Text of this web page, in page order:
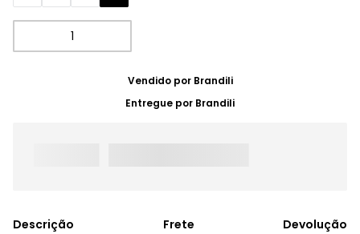
Vendido por Brandili
Entregue por Brandili
Frete Devolução